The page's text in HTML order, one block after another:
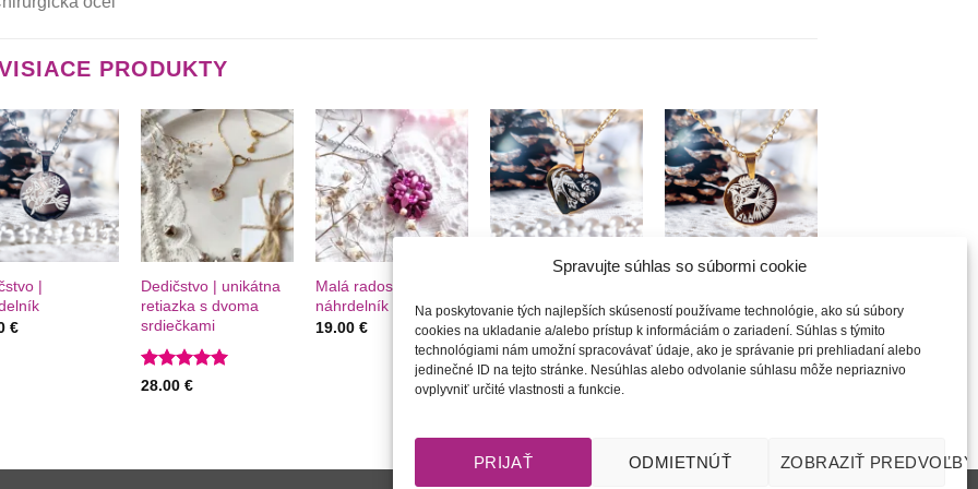
Spravujte súhlas so súbormi cookie
Na poskytovanie tých najlepších skúseností používame technológie, ako sú súbory
cookies na ukladanie a/alebo prístup k informáciám o zariadení. Súhlas s týmito
technológiami nám umožní spracovávať údaje, ako je správanie pri prehliadaní alebo
jedinečné ID na tejto stránke. Nesúhlas alebo odvolanie súhlasu môže nepriaznivo
ovplyvniť určité vlastnosti a funkcie.
PRIJAŤ ODMIETNÚŤ ZOBRAZIŤ PREDVOĽBY
PRODUKTY
Túto
krasotinku
si prosím
|
€
Túto
krasotinku
si prosím
+
Dedičstvo | unikátna
retiazka s dvoma
srdiečkami
Hodnotenie
28.00 €
Túto
krasotinku
si prosím
+
Malá radosť |
náhrdelník
19.00 €
Túto
krasotinku
si prosím
+
náhrdelník
20.00€
Túto
krasotinku
si prosím
+
náhrdelník
20.00€